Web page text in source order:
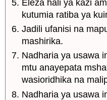
Eleza hali ya kazi
kutumia ratiba ya
Jadili ufanisi na
mashirika.
Nadharia ya usawa
mtu anayepata
wasioridhika na
Nadharia ya usawa